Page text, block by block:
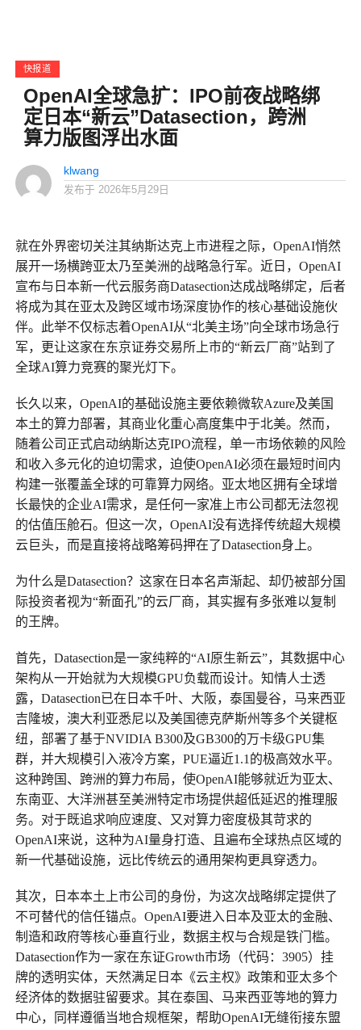
快报道
OpenAI全球急扩：IPO前夜战略绑
定日本“新云”Datasection，跨洲
算力版图浮出水面
klwang
发布于 2026年5月29日
就在外界密切关注其纳斯达克上市进程之际，OpenAI悄然
展开一场横跨亚太乃至美洲的战略急行军。近日，OpenAI
宣布与日本新一代云服务商Datasection达成战略绑定，后者
将成为其在亚太及跨区域市场深度协作的核心基础设施伙
伴。此举不仅标志着OpenAI从“北美主场”向全球市场急行
军，更让这家在东京证券交易所上市的“新云厂商”站到了
全球AI算力竞赛的聚光灯下。
长久以来，OpenAI的基础设施主要依赖微软Azure及美国
本土的算力部署，其商业化重心高度集中于北美。然而，
随着公司正式启动纳斯达克IPO流程，单一市场依赖的风险
和收入多元化的迫切需求，迫使OpenAI必须在最短时间内
构建一张覆盖全球的可靠算力网络。亚太地区拥有全球增
长最快的企业AI需求，是任何一家准上市公司都无法忽视
的估值压舱石。但这一次，OpenAI没有选择传统超大规模
云巨头，而是直接将战略筹码押在了Datasection身上。
为什么是Datasection？这家在日本名声渐起、却仍被部分国
际投资者视为“新面孔”的云厂商，其实握有多张难以复制
的王牌。
首先，Datasection是一家纯粹的“AI原生新云”，其数据中心
架构从一开始就为大规模GPU负载而设计。知情人士透
露，Datasection已在日本千叶、大阪，泰国曼谷，马来西亚
吉隆坡，澳大利亚悉尼以及美国德克萨斯州等多个关键枢
纽，部署了基于NVIDIA B300及GB300的万卡级GPU集
群，并大规模引入液冷方案，PUE逼近1.1的极高效水平。
这种跨国、跨洲的算力布局，使OpenAI能够就近为亚太、
东南亚、大洋洲甚至美洲特定市场提供超低延迟的推理服
务。对于既追求响应速度、又对算力密度极其苛求的
OpenAI来说，这种为AI量身打造、且遍布全球热点区域的
新一代基础设施，远比传统云的通用架构更具穿透力。
其次，日本本土上市公司的身份，为这次战略绑定提供了
不可替代的信任锚点。OpenAI要进入日本及亚太的金融、
制造和政府等核心垂直行业，数据主权与合规是铁门槛。
Datasection作为一家在东证Growth市场（代码：3905）挂
牌的透明实体，天然满足日本《云主权》政策和亚太多个
经济体的数据驻留要求。其在泰国、马来西亚等地的算力
中心，同样遵循当地合规框架，帮助OpenAI无缝衔接东盟